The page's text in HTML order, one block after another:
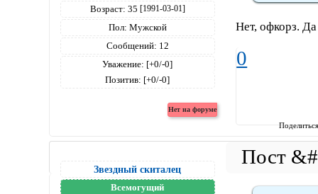
Возраст: 35 [1991-03-01]
Пол: Мужской
Сообщений: 12
Уважение: [+0/-0]
Позитив: [+0/-0]
Нет, офкорз.
0
Звездный скиталец
Всемогущий